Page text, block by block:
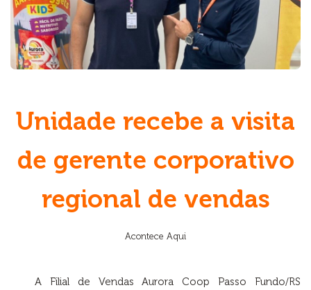
Unidade recebe a visita
de gerente corporativo
regional de vendas
Acontece Aqui
A Filial de Vendas Aurora Coop Passo Fundo/RS